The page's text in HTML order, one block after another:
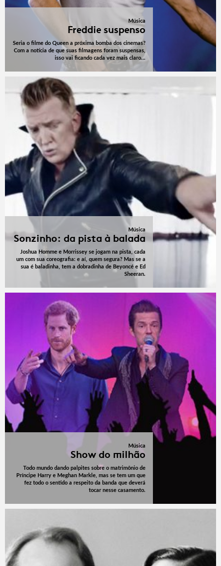
Música
Freddie suspenso
Seria o filme do Queen a próxima bomba dos cinemas?
Com a notícia de que suas filmagens foram suspensas,
isso vai ficando cada vez mais claro...
Música
Sonzinho: da pista à balada
Joshua Homme e Morrissey se jogam na pista, cada
um com sua coreografia: e aí, quem segura? Mas se a
sua é baladinha, tem a dobradinha de Beyoncé e Ed
Sheeran.
Música
Show do milhão
Todo mundo dando palpites sobre o matrimônio de
Príncipe Harry e Meghan Markle, mas se tem um que
fez todo o sentido a respeito da banda que deverá
tocar nesse casamento.